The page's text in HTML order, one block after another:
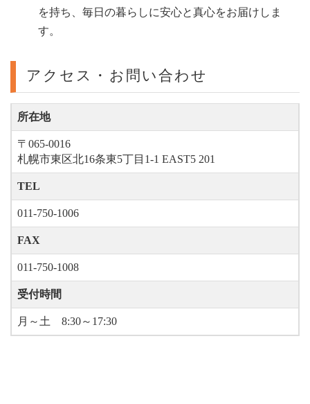
を持ち、毎日の暮らしに安心と真心をお届けしま
す。
アクセス・お問い合わせ
所在地
〒065-0016
札幌市東区北16条東5丁目1-1 EAST5 201
TEL
011-750-1006
FAX
011-750-1008
受付時間
月～土 8:30～17:30